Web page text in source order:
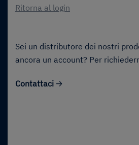
Ritorna al login
Sei un distributore dei nostri
ancora un account? Per
Contattaci